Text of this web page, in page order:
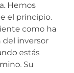
Hemos
el principio.
como ha
del inversor
estás
Su